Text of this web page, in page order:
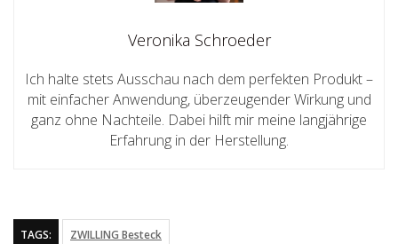
Veronika Schroeder
Ich halte stets Ausschau nach dem perfekten Produkt –
mit einfacher Anwendung, überzeugender Wirkung und
ganz ohne Nachteile. Dabei hilft mir meine langjährige
Erfahrung in der Herstellung.
TAGS: ZWILLING Besteck